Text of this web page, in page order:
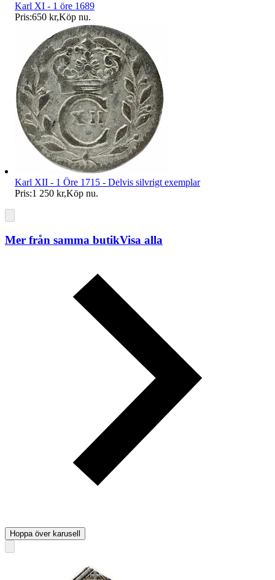
Karl XI - 1 öre 1689
Pris:650 kr,Köp nu.
Karl XII - 1 Öre 1715 - Delvis silvrigt exemplar
Pris:1 250 kr,Köp nu.
Mer från samma butikVisa alla
Hoppa över karusell